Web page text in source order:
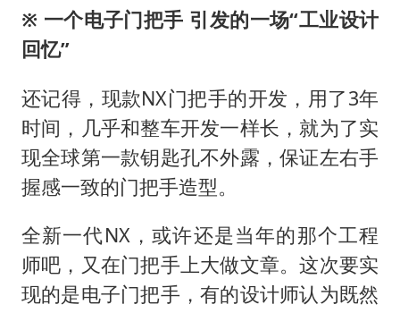
※ 一个电子门把手 引发的一场“工业设计
回忆”
还记得，现款NX门把手的开发，用了3年
时间，几乎和整车开发一样长，就为了实
现全球第一款钥匙孔不外露，保证左右手
握感一致的门把手造型。
全新一代NX，或许还是当年的那个工程
师吧，又在门把手上大做文章。这次要实
现的是电子门把手，有的设计师认为既然